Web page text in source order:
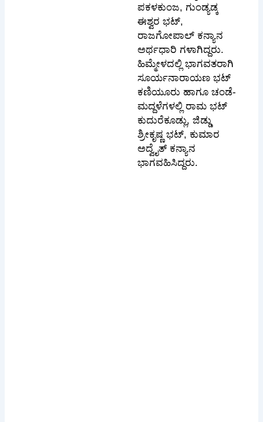
ಪಕಳಕುಂಜ, ಗುಂಡ್ಯಡ್ಕ
ಈಶ್ವರ ಭಟ್,
ರಾಜಗೋಪಾಲ್ ಕನ್ಯಾನ
ಅರ್ಥಧಾರಿ ಗಳಾಗಿದ್ದರು.
ಹಿಮ್ಮೇಳದಲ್ಲಿ ಭಾಗವತರಾಗಿ
ಸೂರ್ಯನಾರಾಯಣ ಭಟ್
ಕಣಿಯೂರು ಹಾಗೂ ಚಂಡೆ-
ಮದ್ದಳೆಗಳಲ್ಲಿ ರಾಮ ಭಟ್
ಕುದುರೆಕೂಡ್ಲು, ಜಿಡ್ಡು
ಶ್ರೀಕೃಷ್ಣ ಭಟ್, ಕುಮಾರ
ಅದ್ವೈತ್ ಕನ್ಯಾನ
ಭಾಗವಹಿಸಿದ್ದರು.